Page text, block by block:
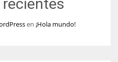
en ¡Hola mundo!